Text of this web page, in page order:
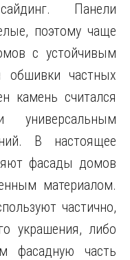
Панели
поэтому чаще
с устойчивым
частных
камень считался
В настоящее
фасады домов
материалом.
частично,
украшения, либо
фасадную часть